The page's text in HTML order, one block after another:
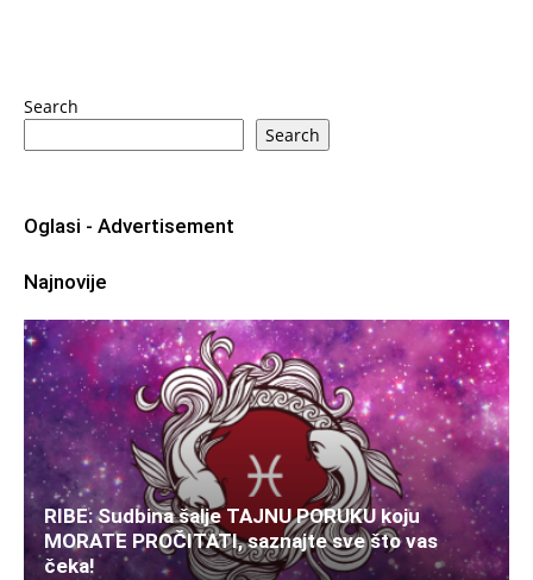
Search
Search
Oglasi - Advertisement
Najnovije
RIBE: Sudbina šalje TAJNU PORUKU koju
MORATE PROČITATI, saznajte sve što vas
čeka!